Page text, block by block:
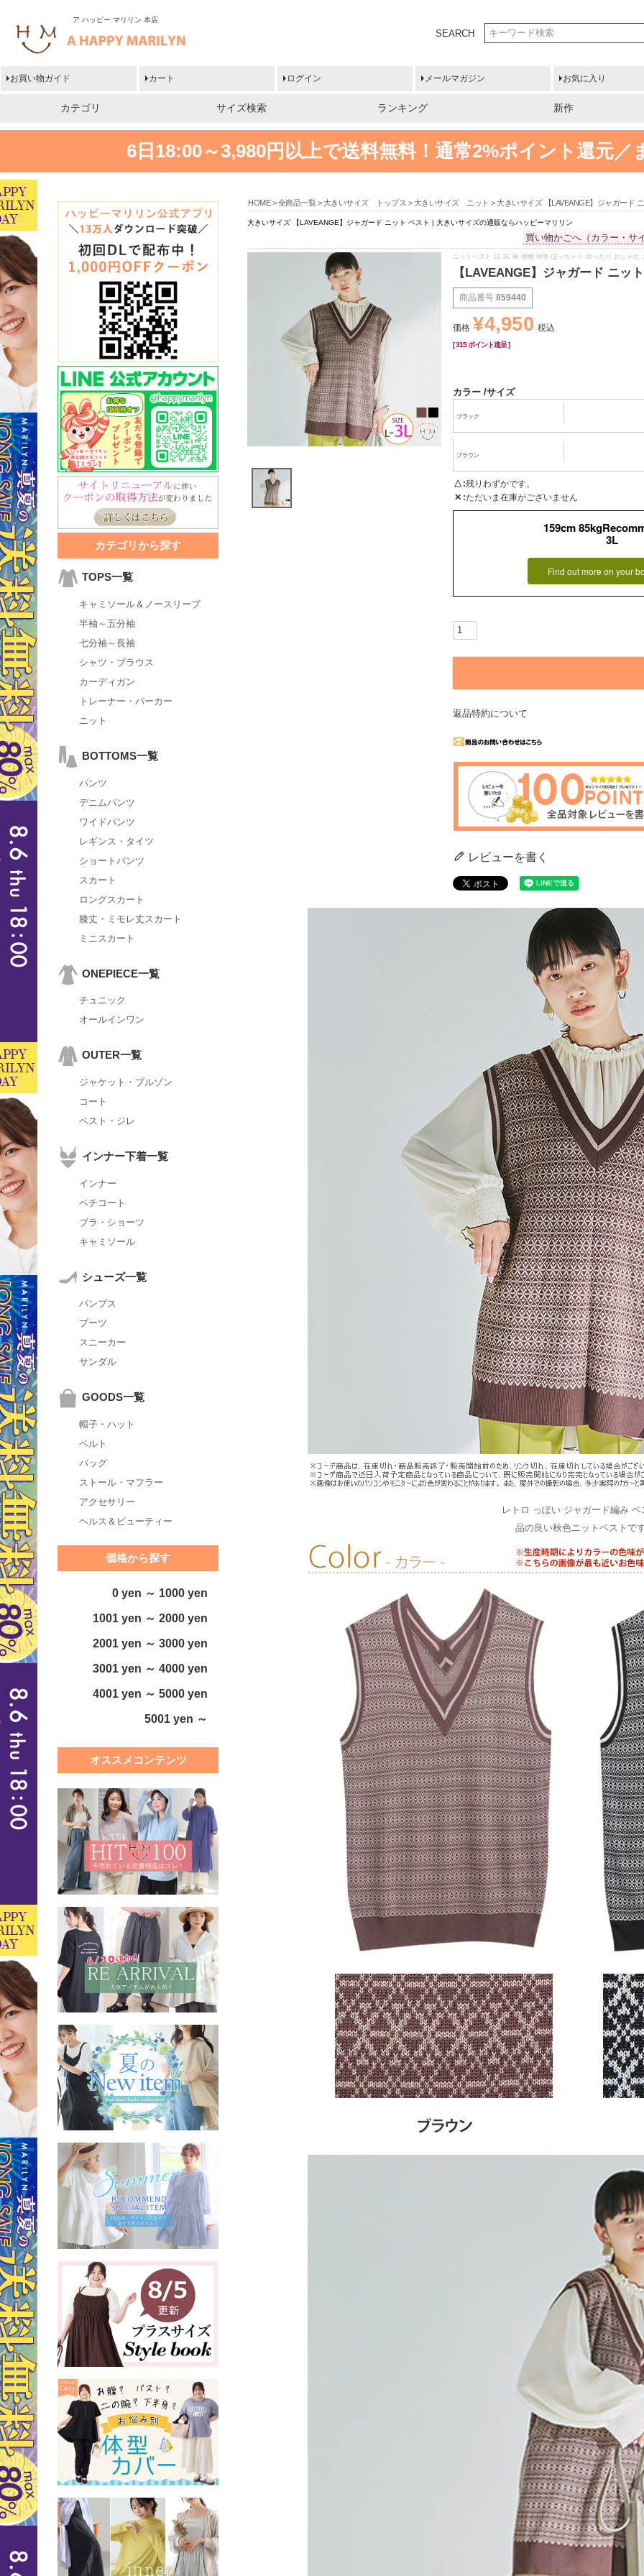
ア ハッピー マリリン 本店
SEARCH
お買い物ガイド カート ログイン メールマガジン お気に入り
カテゴリ サイズ検索 ランキング 新作
6日18:00～3,980円以上で送料無料！ 通常2%ポイント還元／
カテゴリから探す
TOPS一覧
キャミソール＆ノースリーブ
半袖～五分袖
七分袖～長袖
シャツ・ブラウス
カーディガン
トレーナー・パーカー
ニット
BOTTOMS一覧
パンツ
デニムパンツ
ワイドパンツ
レギンス・タイツ
ショートパンツ
スカート
ロングスカート
膝丈・ミモレ丈スカート
ミニスカート
ONEPIECE一覧
チュニック
オールインワン
OUTER一覧
ジャケット・ブルゾン
コート
ベスト・ジレ
インナー下着一覧
インナー
ペチコート
ブラ・ショーツ
キャミソール
シューズ一覧
パンプス
ブーツ
スニーカー
サンダル
GOODS一覧
帽子・ハット
ベルト
バッグ
ストール・マフラー
アクセサリー
ヘルス＆ビューティー
価格から探す
0 yen ～ 1000 yen
1001 yen ～ 2000 yen
2001 yen ～ 3000 yen
3001 yen ～ 4000 yen
4001 yen ～ 5000 yen
5001 yen ～
オススメコンテンツ
HOME 全商品一覧 大きいサイズ トップス 大きいサイズ ニット 大きいサイズ 【LAVEANGE】ジャガード
大きいサイズ 【LAVEANGE】ジャガード ニット ベスト | 大きいサイズの通販ならハッピーマリリン
買い物かごへ（カラー・サ
ニットベスト LL 3L 秋 秋物 秋冬 ぽっちゃり ゆったり おしゃ
【LAVEANGE】ジャガード ニッ
商品番号 859440
価格 ¥4,950 税込
[315 ポイント進呈 ]
カラー サイズ
ブラック
ブラウン
△ 残りわずかです。
✕ ただいま在庫がございません
159cm
3L
Find out more on your
返品特約について
レビューを書く
レトロ っぽい ジャガード編み ベ
品の良い秋色ニットベストで